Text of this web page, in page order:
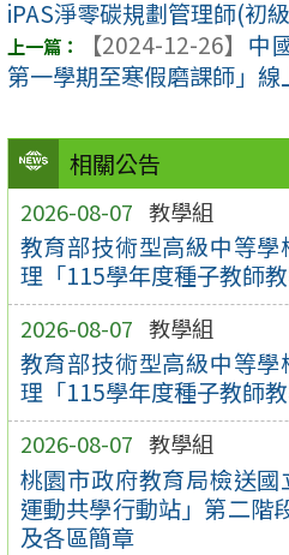
相關公告
2026-08-07 教學組
教育部技術型高級中等
理「115學年度種子教師教
2026-08-07 教學組
教育部技術型高級中等
理「115學年度種子教師教
2026-08-07 教學組
桃園市政府教育局檢送
運動共學行動站」第二階
及各區簡章
iPAS淨零碳規劃管理師(初
【2024-12-26】 中
第一學期至寒假磨課師」線